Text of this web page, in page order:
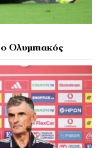
Ολυμπιακός